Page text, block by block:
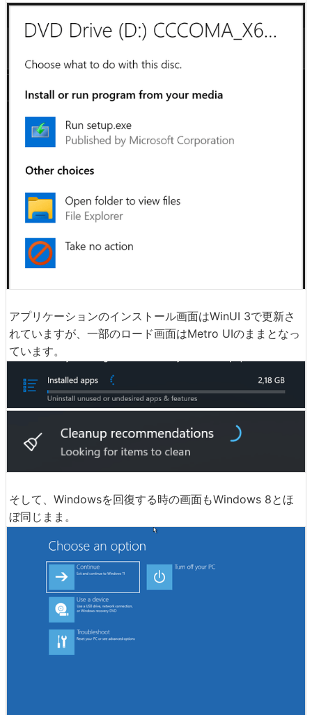
アプリケーションのインストール画面はWinUI 3で更新さ
れていますが、一部のロード画面はMetro UIのままとなっ
ています。
そして、Windowsを回復する時の画面もWindows 8とほ
ぼ同じまま。